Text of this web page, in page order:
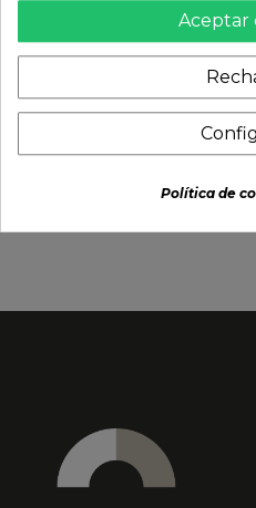
Plato para salsa "Yaketa"
Aceptar
Política de